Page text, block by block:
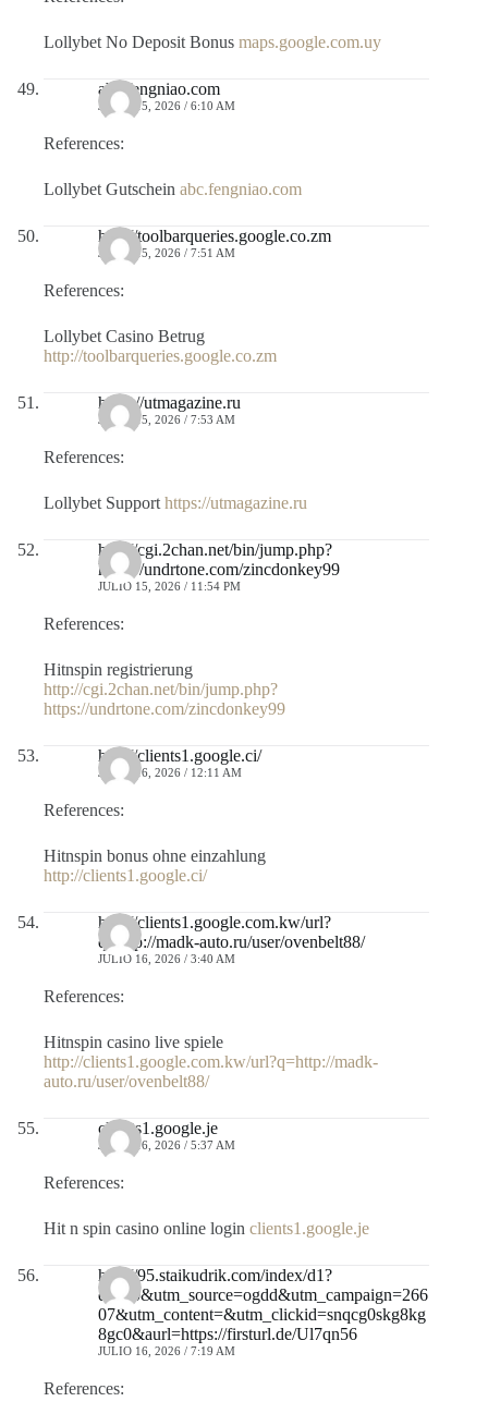
Lollybet No Deposit Bonus maps.google.com.uy
abc.fengniao.com
JULIO 15, 2026 / 6:10 AM
References:
Lollybet Gutschein abc.fengniao.com
http://toolbarqueries.google.co.zm
JULIO 15, 2026 / 7:51 AM
References:
Lollybet Casino Betrug
http://toolbarqueries.google.co.zm
https://utmagazine.ru
JULIO 15, 2026 / 7:53 AM
References:
Lollybet Support https://utmagazine.ru
http://cgi.2chan.net/bin/jump.php?
https://undrtone.com/zincdonkey99
JULIO 15, 2026 / 11:54 PM
References:
Hitnspin registrierung
http://cgi.2chan.net/bin/jump.php?
https://undrtone.com/zincdonkey99
http://clients1.google.ci/
JULIO 16, 2026 / 12:11 AM
References:
Hitnspin bonus ohne einzahlung
http://clients1.google.ci/
http://clients1.google.com.kw/url?
q=http://madk-auto.ru/user/ovenbelt88/
JULIO 16, 2026 / 3:40 AM
References:
Hitnspin casino live spiele
http://clients1.google.com.kw/url?q=http://madk-
auto.ru/user/ovenbelt88/
clients1.google.je
JULIO 16, 2026 / 5:37 AM
References:
Hit n spin casino online login clients1.google.je
http://95.staikudrik.com/index/d1?
diff=0&utm_source=ogdd&utm_campaign=266
07&utm_content=&utm_clickid=snqcg0skg8kg
8gc0&aurl=https://firsturl.de/Ul7qn56
JULIO 16, 2026 / 7:19 AM
References: